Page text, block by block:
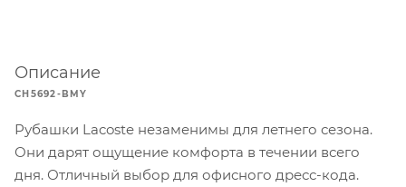
Описание
CH5692-BMY
Рубашки Lacoste незаменимы для летнего сезона.
Они дарят ощущение комфорта в течении всего
дня. Отличный выбор для офисного дресс-кода.